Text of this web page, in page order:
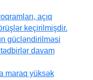
açıq
keçirilmişdir.
gücləndirilməsi
davam
maraq yüksək